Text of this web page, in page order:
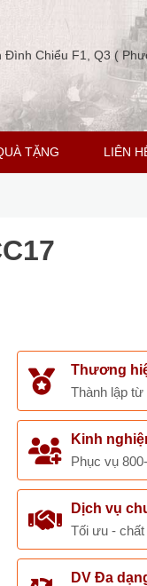
Đình Chiểu F1, Q3 (
TẶNG LIÊN
Thương
Thành lập từ
Kinh
Phục vụ
Dịch vụ
Tối ưu -
DV Đa